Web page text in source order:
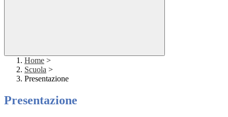
Home >
Scuola >
Presentazione
Presentazione